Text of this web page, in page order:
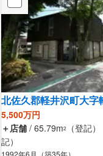
北佐久郡軽井沢町大字
5,500万円
＋店舗 / 65.79m2
（登記
記）
1992年6月（築35年）